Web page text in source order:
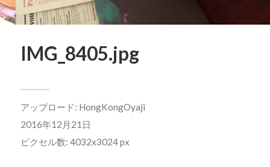
IMG_8405.jpg
アップロード: HongKongOyaji
2016年12月21日
ピクセル数: 4032x3024 px